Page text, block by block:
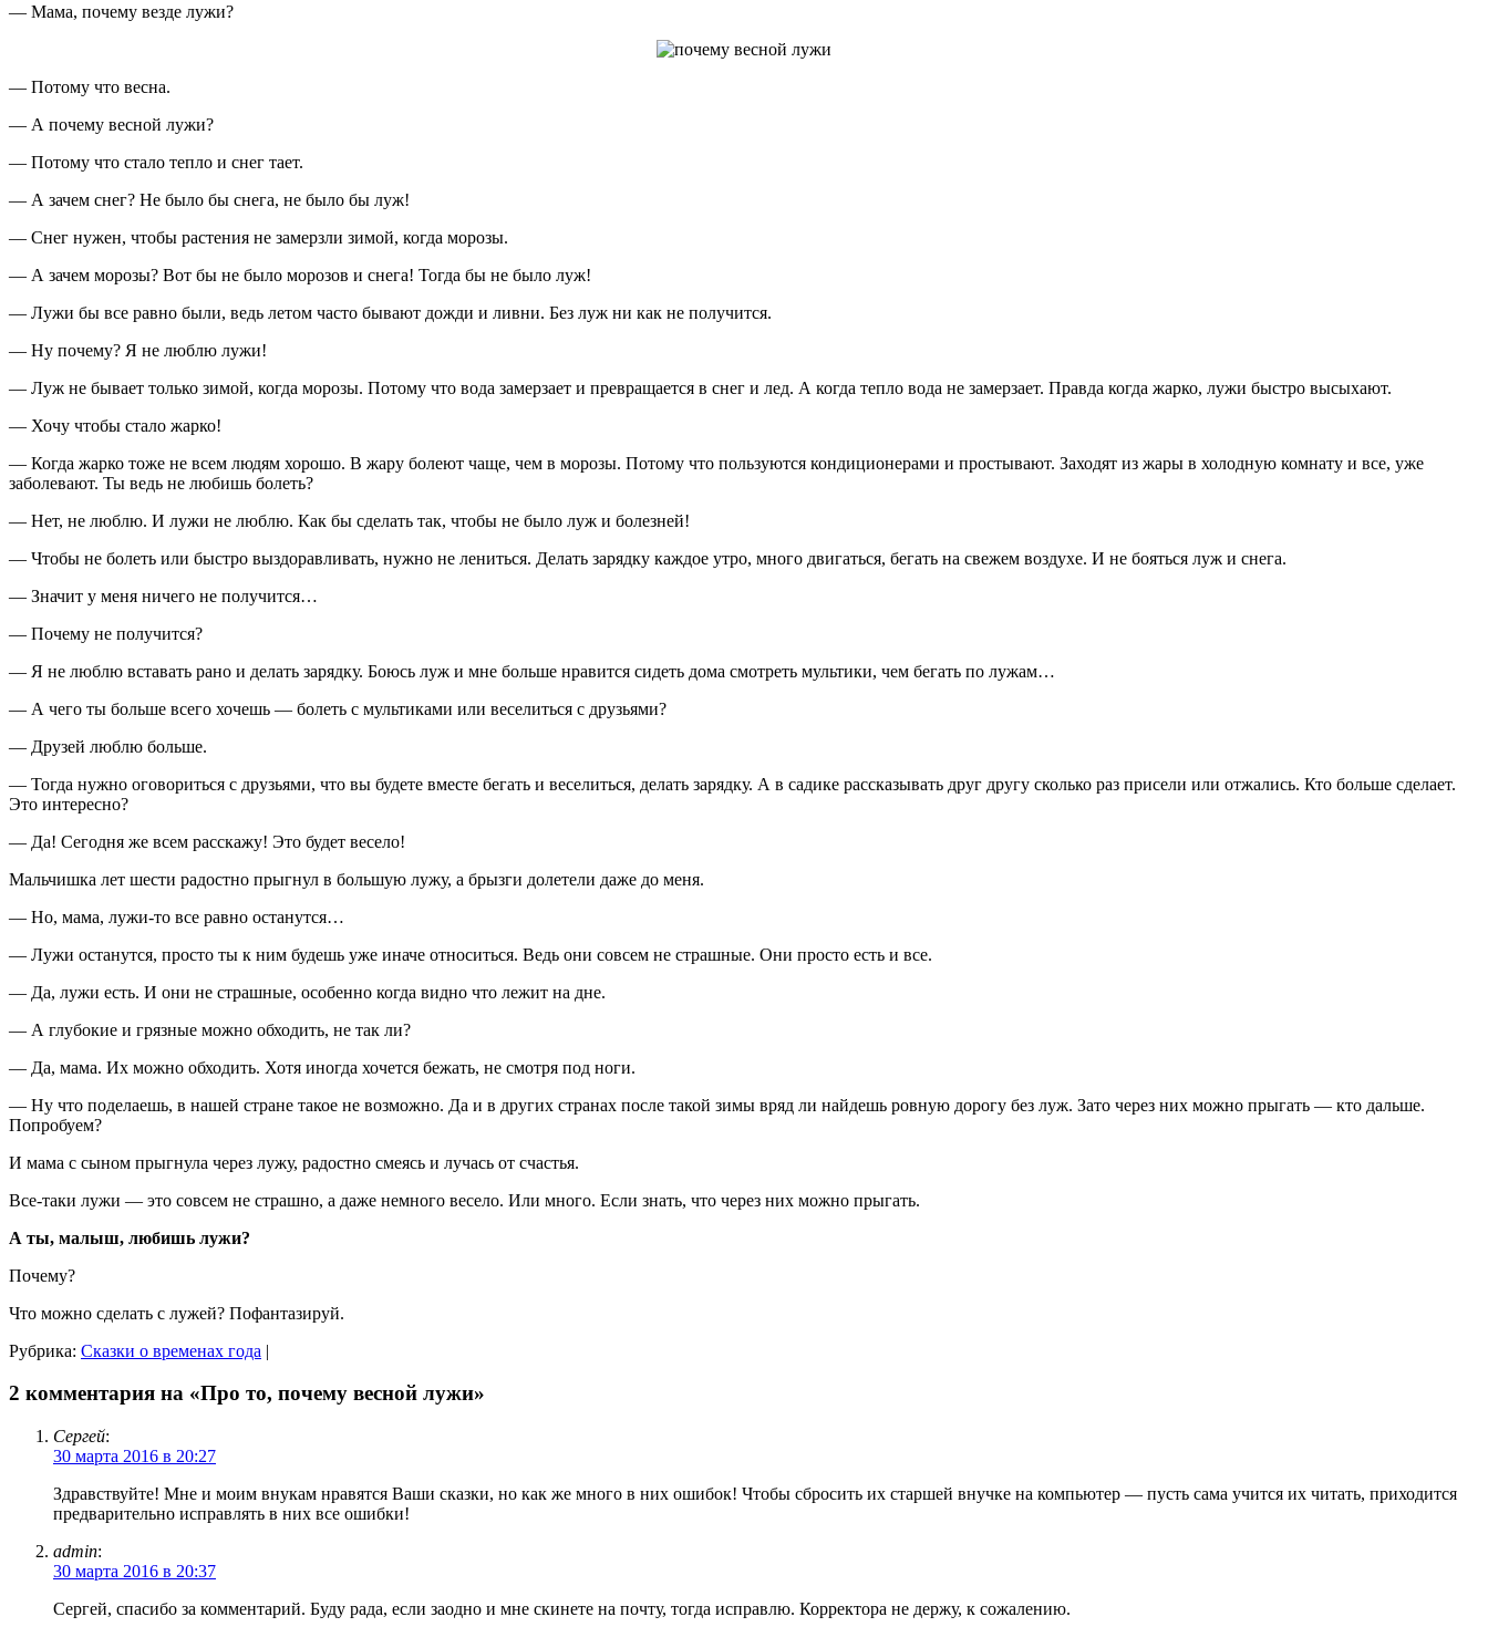
— Мама, почему везде лужи?
— Потому что весна.
— А почему весной лужи?
— Потому что стало тепло и снег тает.
— А зачем снег? Не было бы снега, не было бы луж!
— Снег нужен, чтобы растения не замерзли зимой, когда морозы.
— А зачем морозы? Вот бы не было морозов и снега! Тогда бы не было луж!
— Лужи бы все равно были, ведь летом часто бывают дожди и ливни. Без луж ни как не получится.
— Ну почему? Я не люблю лужи!
— Луж не бывает только зимой, когда морозы. Потому что вода замерзает и превращается в снег и лед. А когда тепло вода не замерзает. Правда когда жарко, лужи быстро высыхают.
— Хочу чтобы стало жарко!
— Когда жарко тоже не всем людям хорошо. В жару болеют чаще, чем в морозы. Потому что пользуются кондиционерами и простывают. Заходят из жары в холодную комнату и все, уже
заболевают. Ты ведь не любишь болеть?
— Нет, не люблю. И лужи не люблю. Как бы сделать так, чтобы не было луж и болезней!
— Чтобы не болеть или быстро выздоравливать, нужно не лениться. Делать зарядку каждое утро, много двигаться, бегать на свежем воздухе. И не бояться луж и снега.
— Значит у меня ничего не получится…
— Почему не получится?
— Я не люблю вставать рано и делать зарядку. Боюсь луж и мне больше нравится сидеть дома смотреть мультики, чем бегать по лужам…
— А чего ты больше всего хочешь — болеть с мультиками или веселиться с друзьями?
— Друзей люблю больше.
— Тогда нужно оговориться с друзьями, что вы будете вместе бегать и веселиться, делать зарядку. А в садике рассказывать друг другу сколько раз присели или отжались. Кто больше сделает.
Это интересно?
— Да! Сегодня же всем расскажу! Это будет весело!
Мальчишка лет шести радостно прыгнул в большую лужу, а брызги долетели даже до меня.
— Но, мама, лужи-то все равно останутся…
— Лужи останутся, просто ты к ним будешь уже иначе относиться. Ведь они совсем не страшные. Они просто есть и все.
— Да, лужи есть. И они не страшные, особенно когда видно что лежит на дне.
— А глубокие и грязные можно обходить, не так ли?
— Да, мама. Их можно обходить. Хотя иногда хочется бежать, не смотря под ноги.
— Ну что поделаешь, в нашей стране такое не возможно. Да и в других странах после такой зимы вряд ли найдешь ровную дорогу без луж. Зато через них можно прыгать — кто дальше.
Попробуем?
И мама с сыном прыгнула через лужу, радостно смеясь и лучась от счастья.
Все-таки лужи — это совсем не страшно, а даже немного весело. Или много. Если знать, что через них можно прыгать.
А ты, малыш, любишь лужи?
Почему?
Что можно сделать с лужей? Пофантазируй.
Рубрика: Сказки о временах года |
2 комментария на «Про то, почему весной лужи»
Сергей:
30 марта 2016 в 20:27
Здравствуйте! Мне и моим внукам нравятся Ваши сказки, но как же много в них ошибок! Чтобы сбросить их старшей внучке на компьютер — пусть сама учится их читать, приходится
предварительно исправлять в них все ошибки!
admin:
30 марта 2016 в 20:37
Сергей, спасибо за комментарий. Буду рада, если заодно и мне скинете на почту, тогда исправлю. Корректора не держу, к сожалению.